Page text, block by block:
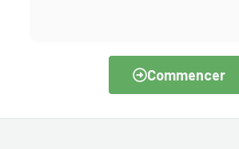
Commencer